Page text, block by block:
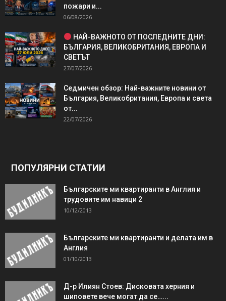
пожари и...
06/08/2026
НАЙ-ВАЖНОТО ОТ ПОСЛЕДНИТЕ ДНИ:
БЪЛГАРИЯ, ВЕЛИКОБРИТАНИЯ, ЕВРОПА И
СВЕТЪТ
27/07/2026
Седмичен обзор: Най-важните новини от
България, Великобритания, Европа и света
от...
22/07/2026
ПОПУЛЯРНИ СТАТИИ
Българските ми квартиранти в Англия и
трудовите им навици 2
10/12/2013
Българските ми квартиранти и делата им в
Англия
01/10/2013
Д-р Илиян Стоев: Дисковата херния и
шиповете вече могат да се…...